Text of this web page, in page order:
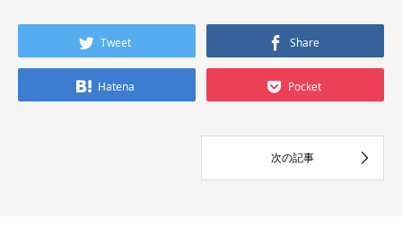
Tweet Share
Hatena Pocket